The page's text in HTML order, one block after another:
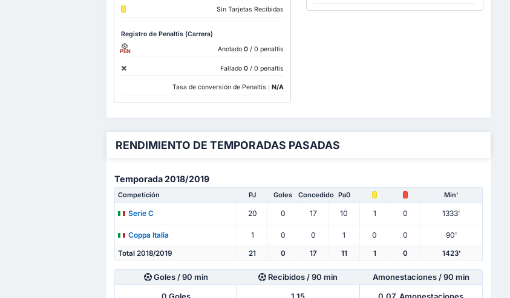
Sin Tarjetas Recibidas
Registro de Penaltis (Carrera)
PEN Anotado 0 / 0 penaltis
Fallado 0 / 0 penaltis
Tasa de conversión de Penaltis : N/A
RENDIMIENTO DE TEMPORADAS PASADAS
Temporada 2018/2019
Competición PJ Goles Concedido Pa0 Min'
Serie C 20 0 17 10 1 0 1333'
Coppa Italia 1 0 0 1 0 0 90'
Total 2018/2019 21 0 17 11 1 0 1423'
Goles/ 90 min Recibidos / 90 min
Amonestaciones / 90 min
0 Goles 1.15 0.07 Amonestaciones